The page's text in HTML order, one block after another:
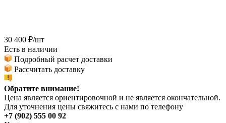
30 400 ₽/шт
Есть в наличии
Подробный расчет доставки
Рассчитать доставку
Обратите внимание!
Цена является ориентировочной и не является окончательной.
Для уточнения цены свяжитесь с нами по телефону
+7 (902) 555 00 92